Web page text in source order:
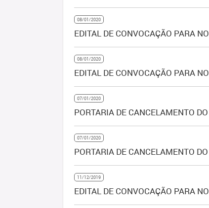
08/01/2020
EDITAL DE CONVOCAÇÃO PARA
08/01/2020
EDITAL DE CONVOCAÇÃO PARA
07/01/2020
PORTARIA DE CANCELAMENTO
07/01/2020
PORTARIA DE CANCELAMENTO
11/12/2019
EDITAL DE CONVOCAÇÃO PARA